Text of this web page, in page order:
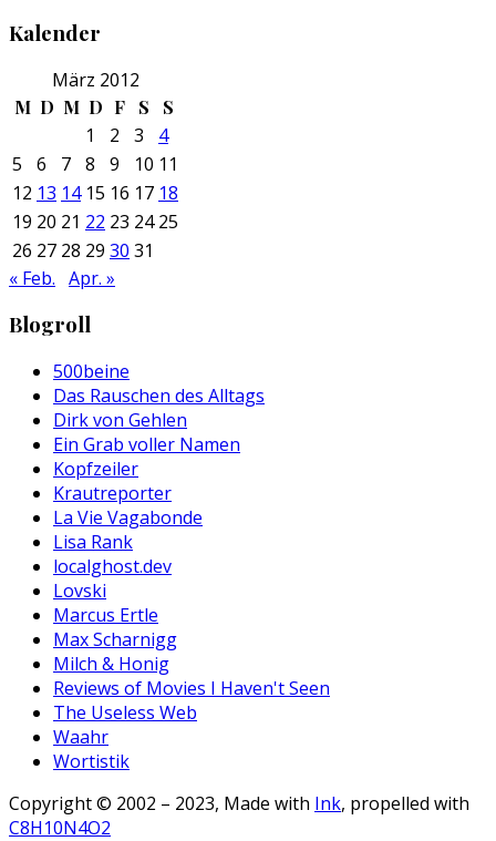
Kalender
März 2012
M D M D F S S
1 2 3
4
5
6 7 8 9 10 11
12 13 14 15 16 17 18
19 20 21 22 23 24 25
26 27 28 29 30 31
« Feb. Apr. »
Blogroll
500beine
Das Rauschen des Alltags
Dirk von Gehlen
Ein Grab voller Namen
Kopfzeiler
Krautreporter
La Vie Vagabonde
Lisa Rank
localghost.dev
Lovski
Marcus Ertle
Max Scharnigg
Milch & Honig
Reviews of Movies I Haven't Seen
The Useless Web
Waahr
Wortistik
Copyright © 2002 – 2023, Made with Ink, propelled with
C8H10N4O2